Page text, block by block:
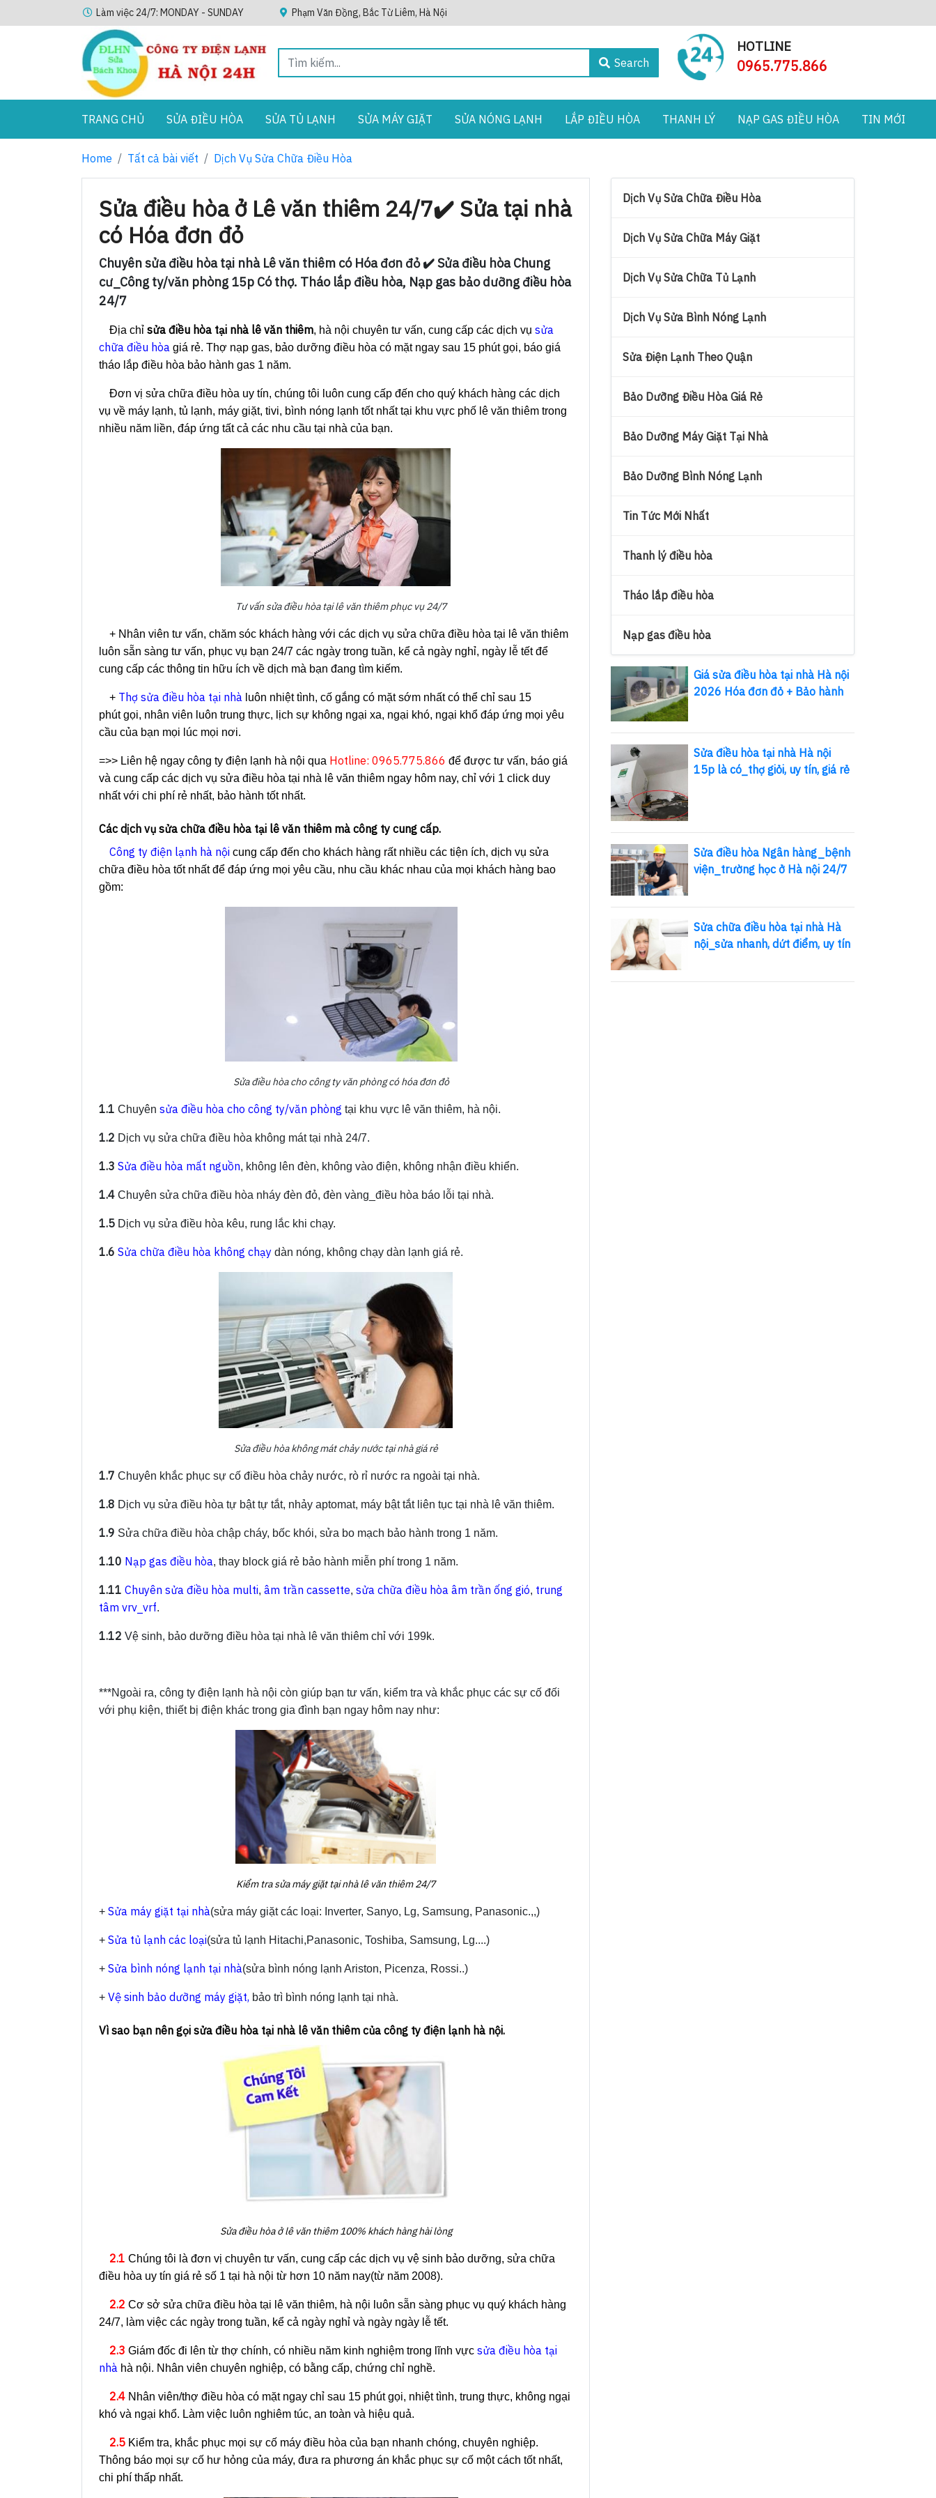
Làm việc 24/7: MONDAY - SUNDAY Phạm Văn Đồng, Bắc Từ Liêm, Hà Nội
Search
HOTLINE
0965.775.866
TRANG CHỦ SỬA ĐIỀU HÒA SỬA TỦ LẠNH SỬA MÁY GIẶT SỬA NÓNG LẠNH LẮP ĐIỀU HÒA THANH LÝ NẠP GAS ĐIỀU HÒA TIN MỚI
Home Tất cả bài viết Dịch Vụ Sửa Chữa Điều Hòa
Sửa điều hòa ở Lê văn thiêm 24/7✔️ Sửa tại nhà
có Hóa đơn đỏ
Chuyên sửa điều hòa tại nhà Lê văn thiêm có Hóa đơn đỏ ✔️ Sửa điều hòa Chung
cư_Công ty/văn phòng 15p Có thợ. Tháo lắp điều hòa, Nạp gas bảo dưỡng điều hòa
24/7
Địa chỉ sửa điều hòa tại nhà lê văn thiêm, hà nội chuyên tư vấn, cung cấp các dịch vụ sửa
chữa điều hòa giá rẻ. Thợ nạp gas, bảo dưỡng điều hòa có mặt ngay sau 15 phút gọi, báo giá
tháo lắp điều hòa bảo hành gas 1 năm.
Đơn vị sửa chữa điều hòa uy tín, chúng tôi luôn cung cấp đến cho quý khách hàng các dịch
vụ về máy lạnh, tủ lạnh, máy giặt, tivi, bình nóng lạnh tốt nhất tại khu vực phố lê văn thiêm trong
nhiều năm liền, đáp ứng tất cả các nhu cầu tại nhà của bạn.
Tư vấn sửa điều hòa tại lê văn thiêm phục vụ 24/7
+ Nhân viên tư vấn, chăm sóc khách hàng với các dịch vụ sửa chữa điều hòa tại lê văn thiêm
luôn sẵn sàng tư vấn, phục vụ bạn 24/7 các ngày trong tuần, kể cả ngày nghỉ, ngày lễ tết để
cung cấp các thông tin hữu ích về dịch mà bạn đang tìm kiếm.
+ Thợ sửa điều hòa tại nhà luôn nhiệt tình, cố gắng có mặt sớm nhất có thể chỉ sau 15
phút gọi, nhân viên luôn trung thực, lịch sự không ngại xa, ngại khó, ngại khổ đáp ứng mọi yêu
cầu của bạn mọi lúc mọi nơi.
=>> Liên hệ ngay công ty điện lạnh hà nội qua Hotline: 0965.775.866 để được tư vấn, báo giá
và cung cấp các dịch vụ sửa điều hòa tại nhà lê văn thiêm ngay hôm nay, chỉ với 1 click duy
nhất với chi phí rẻ nhất, bảo hành tốt nhất.
Các dịch vụ sửa chữa điều hòa tại lê văn thiêm mà công ty cung cấp.
Công ty điện lạnh hà nội cung cấp đến cho khách hàng rất nhiều các tiện ích, dịch vụ sửa
chữa điều hòa tốt nhất để đáp ứng mọi yêu cầu, nhu cầu khác nhau của mọi khách hàng bao
gồm:
Sửa điều hòa cho công ty văn phòng có hóa đơn đỏ
1.1 Chuyên sửa điều hòa cho công ty/văn phòng tại khu vực lê văn thiêm, hà nội.
1.2 Dịch vụ sửa chữa điều hòa không mát tại nhà 24/7.
1.3 Sửa điều hòa mất nguồn, không lên đèn, không vào điện, không nhận điều khiển.
1.4 Chuyên sửa chữa điều hòa nháy đèn đỏ, đèn vàng_điều hòa báo lỗi tại nhà.
1.5 Dịch vụ sửa điều hòa kêu, rung lắc khi chạy.
1.6 Sửa chữa điều hòa không chạy dàn nóng, không chạy dàn lạnh giá rẻ.
Sửa điều hòa không mát chảy nước tại nhà giá rẻ
1.7 Chuyên khắc phục sự cố điều hòa chảy nước, rò rỉ nước ra ngoài tại nhà.
1.8 Dịch vụ sửa điều hòa tự bật tự tắt, nhảy aptomat, máy bật tắt liên tục tại nhà lê văn thiêm.
1.9 Sửa chữa điều hòa chập cháy, bốc khói, sửa bo mạch bảo hành trong 1 năm.
1.10 Nạp gas điều hòa, thay block giá rẻ bảo hành miễn phí trong 1 năm.
1.11 Chuyên sửa điều hòa multi, âm trần cassette, sửa chữa điều hòa âm trần ống gió, trung
tâm vrv_vrf.
1.12 Vệ sinh, bảo dưỡng điều hòa tại nhà lê văn thiêm chỉ với 199k.
***Ngoài ra, công ty điện lạnh hà nội còn giúp bạn tư vấn, kiểm tra và khắc phục các sự cố đối
với phụ kiện, thiết bị điện khác trong gia đình bạn ngay hôm nay như:
Kiểm tra sửa máy giặt tại nhà lê văn thiêm 24/7
+ Sửa máy giặt tại nhà(sửa máy giặt các loại: Inverter, Sanyo, Lg, Samsung, Panasonic.,,)
+ Sửa tủ lạnh các loại(sửa tủ lạnh Hitachi,Panasonic, Toshiba, Samsung, Lg....)
+ Sửa bình nóng lạnh tại nhà(sửa bình nóng lạnh Ariston, Picenza, Rossi..)
+ Vệ sinh bảo dưỡng máy giặt, bảo trì bình nóng lạnh tại nhà.
Vì sao bạn nên gọi sửa điều hòa tại nhà lê văn thiêm của công ty điện lạnh hà nội.
Sửa điều hòa ở lê văn thiêm 100% khách hàng hài lòng
2.1 Chúng tôi là đơn vị chuyên tư vấn, cung cấp các dịch vụ vệ sinh bảo dưỡng, sửa chữa
điều hòa uy tín giá rẻ số 1 tại hà nội từ hơn 10 năm nay(từ năm 2008).
2.2 Cơ sở sửa chữa điều hòa tại lê văn thiêm, hà nội luôn sẵn sàng phục vụ quý khách hàng
24/7, làm việc các ngày trong tuần, kể cả ngày nghỉ và ngày ngày lễ tết.
2.3 Giám đốc đi lên từ thợ chính, có nhiều năm kinh nghiệm trong lĩnh vực sửa điều hòa tại
nhà hà nội. Nhân viên chuyên nghiệp, có bằng cấp, chứng chỉ nghề.
2.4 Nhân viên/thợ điều hòa có mặt ngay chỉ sau 15 phút gọi, nhiệt tình, trung thực, không ngại
khó và ngại khổ. Làm việc luôn nghiêm túc, an toàn và hiệu quả.
2.5 Kiểm tra, khắc phục mọi sự cố máy điều hòa của bạn nhanh chóng, chuyên nghiệp.
Thông báo mọi sự cố hư hỏng của máy, đưa ra phương án khắc phục sự cố một cách tốt nhất,
chi phí thấp nhất.
Dịch Vụ Sửa Chữa Điều Hòa
Dịch Vụ Sửa Chữa Máy Giặt
Dịch Vụ Sửa Chữa Tủ Lạnh
Dịch Vụ Sửa Bình Nóng Lạnh
Sửa Điện Lạnh Theo Quận
Bảo Dưỡng Điều Hòa Giá Rẻ
Bảo Dưỡng Máy Giặt Tại Nhà
Bảo Dưỡng Bình Nóng Lạnh
Tin Tức Mới Nhất
Thanh lý điều hòa
Tháo lắp điều hòa
Nạp gas điều hòa
Giá sửa điều hòa tại nhà Hà nội
2026 Hóa đơn đỏ + Bảo hành
Sửa điều hòa tại nhà Hà nội
15p là có_thợ giỏi, uy tín, giá rẻ
Sửa điều hòa Ngân hàng_bệnh
viện_trường học ở Hà nội 24/7
Sửa chữa điều hòa tại nhà Hà
nội_sửa nhanh, dứt điểm, uy tín